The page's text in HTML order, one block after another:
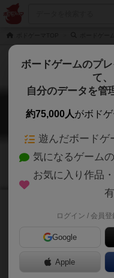
あんちっくのバ
Antic
ボードゲームのプ
て、
自分のデータを管
約75,000人がボド
遊んだボードゲ
気になるゲーム
お気に入り作品
有
ログイン / 会員登
Google
Apple